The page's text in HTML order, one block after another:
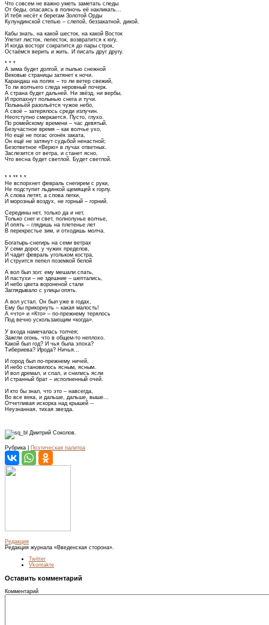
Что совсем не важно уметь заметать следы
От беды, опасаясь в полночь её накликать...
И тебя несёт к берегам Золотой Орды
Кулундинской степью – слепой, беззакатной, дикой.
Кабы знать, на какой шесток, на какой Восток
Улетит листок, лепесток, возвратится к югу,
И когда восторг сократится до пары строк,
Остаёмся верить и жить. И писать друг другу.
* * *
А зима будет долгой, и пылью снежной
Вековые страницы затянет к ночи.
Карандаш на полях – то ли ветер свежий,
То ли волчьего следа неровный почерк.
А страна будет дальней. Ни звёзд, ни вербы,
И пропахнут полынью снега и тучи.
Полыньёй разольётся чужое небо,
А своё – затерялось среди излучин.
Неотступно смеркается. Пусто, глухо.
По ромейскому времени – час девятый.
Безучастное время – как волчье ухо,
Но ещё не погас огонёк заката,
Он ещё не затянут судьбой ненастной;
Безответное «Верю» в лучах ответных.
Заслезится от ветра, и станет ясно,
Что весна будет светлой. Будет светлой.
* * ** * *
Не вспорхнет февраль снегирем с руки,
Не подступит льдинкой щемящей к горлу.
А слова летят, а слова легки,
И морозный воздух, не горный – горний.
Середины нет, только да и нет,
Только снег и свет, полнолунье волчье,
И опять – глядишь на плетенье лет
В перекрестье зим, и отходишь молча.
Богатырь-снегирь на семи ветрах
У семи дорог, у чужих пределов,
И чадит февраль угольком костра,
И струится пепел поземкой белой
А вол был зол: ему мешали спать,
И пастухи – не здешние – шептались,
И небо цвета вороненой стали
Заглядывало с улицы опять.
А вол устал. Он был уже в годах,
Ему бы прикорнуть – какая малость!
А «что» и «Кто» – по-прежнему терялось
Под вечно ускользающим «когда».
У входа намечалась толчея;
Зажгли огонь, что в общем-то неплохо.
Какой был год? И чья была эпоха?
Тибериева? Ирода? Ничья...
И город был по-прежнему ничей,
И небо становилось ясным, ясным.
И вол дремал, и спал, и снились ясли
И странный брат – исполненный очей.
И кто бы знал, что это – навсегда,
Во все века, и дальше, дальше, выше...
Отчетливая искорка над крышей --
Неузнанная, тихая звезда.
Дмитрий Соколов.
Рубрика | Поэтическая палитра
Редакция
Редакция журнала «Введенская сторона».
Twitter
Vkontakte
Оставить комментарий
Комментарий